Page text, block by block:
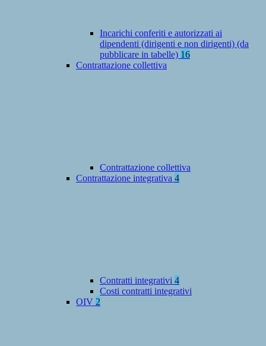
Incarichi conferiti e autorizzati ai
dipendenti (dirigenti e non dirigenti) (da
pubblicare in tabelle) 16
Contrattazione collettiva
Contrattazione collettiva
Contrattazione integrativa 4
Contratti integrativi 4
Costi contratti integrativi
OIV 2